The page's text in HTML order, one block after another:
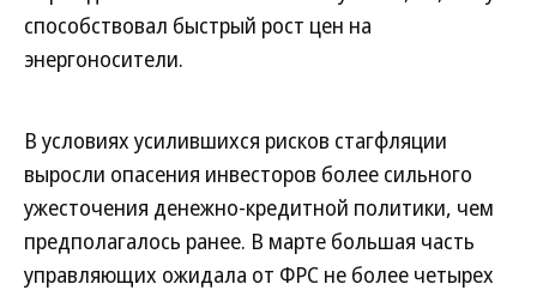
способствовал быстрый рост цен на
энергоносители.
В условиях усилившихся рисков стагфляции
выросли опасения инвесторов более сильного
ужесточения денежно-кредитной политики, чем
предполагалось ранее. В марте большая часть
управляющих ожидала от ФРС не более четырех